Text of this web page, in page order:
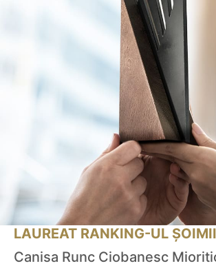
LAUREAT RANKING-UL ȘOIMII
Canisa Runc Ciobanesc